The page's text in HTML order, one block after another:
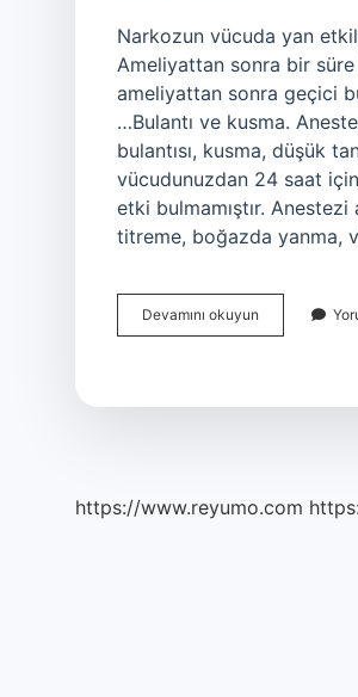
Narkozun vücuda yan
Ameliyattan sonra bir
ameliyattan sonra geçici
…Bulantı ve kusma.
bulantısı, kusma, düşük
vücudunuzdan 24 saat
etki bulmamıştır. Anestezi
titreme, boğazda yanma,
Devamını okuyun Anestezi
Insanı
https://www.reyumo.com